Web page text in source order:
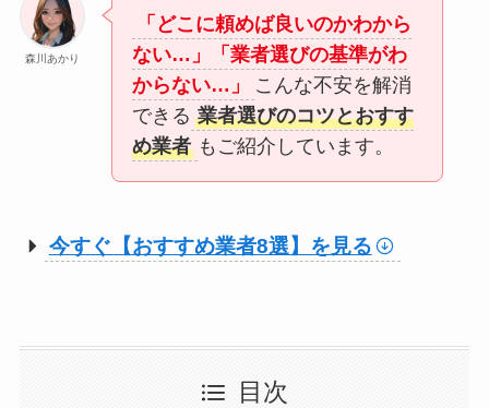
森川あかり
「どこに頼めば良いのかわから
ない…」「業者選びの基準がわ
からない…」
こんな不安を解消
できる 業者選びのコツとおすす
め業者 もご紹介しています。
今すぐ【おすすめ業者8選】を見る
目次